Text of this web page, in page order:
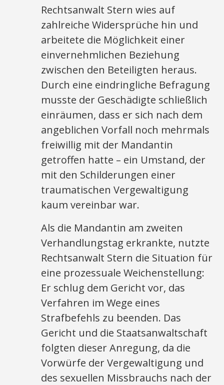
Rechtsanwalt Stern wies auf
zahlreiche Widersprüche hin und
arbeitete die Möglichkeit einer
einvernehmlichen Beziehung
zwischen den Beteiligten heraus.
Durch eine eindringliche Befragung
musste der Geschädigte schließlich
einräumen, dass er sich nach dem
angeblichen Vorfall noch mehrmals
freiwillig mit der Mandantin
getroffen hatte – ein Umstand, der
mit den Schilderungen einer
traumatischen Vergewaltigung
kaum vereinbar war.
Als die Mandantin am zweiten
Verhandlungstag erkrankte, nutzte
Rechtsanwalt Stern die Situation für
eine prozessuale Weichenstellung:
Er schlug dem Gericht vor, das
Verfahren im Wege eines
Strafbefehls zu beenden. Das
Gericht und die Staatsanwaltschaft
folgten dieser Anregung, da die
Vorwürfe der Vergewaltigung und
des sexuellen Missbrauchs nach der